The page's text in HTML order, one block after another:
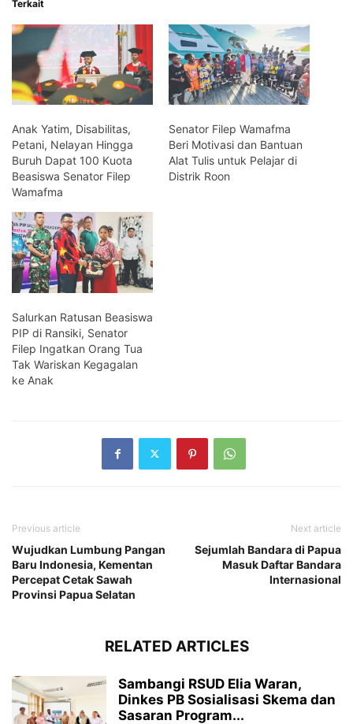
Terkait
Anak Yatim, Disabilitas,
Petani, Nelayan Hingga
Buruh Dapat 100 Kuota
Beasiswa Senator Filep
Wamafma
Senator Filep Wamafma
Beri Motivasi dan Bantuan
Alat Tulis untuk Pelajar di
Distrik Roon
Salurkan Ratusan Beasiswa
PIP di Ransiki, Senator
Filep Ingatkan Orang Tua
Tak Wariskan Kegagalan
ke Anak
Previous article
Wujudkan Lumbung Pangan
Baru Indonesia, Kementan
Percepat Cetak Sawah
Provinsi Papua Selatan
Next article
Sejumlah Bandara di Papua
Masuk Daftar Bandara
Internasional
RELATED ARTICLES
Sambangi RSUD Elia Waran,
Dinkes PB Sosialisasi Skema dan
Sasaran Program...